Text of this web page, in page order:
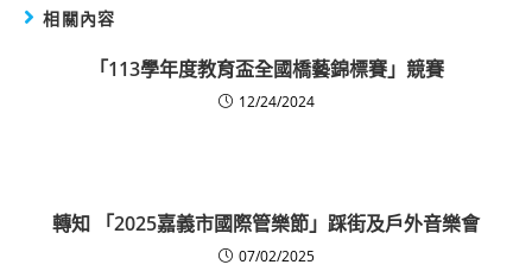
相關內容
「113學年度教育盃全國橋藝錦標賽」競賽
12/24/2024
轉知 「2025嘉義市國際管樂節」踩街及戶外音樂會
07/02/2025